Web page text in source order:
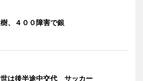
、４００障害で銀
世は後半途中交代 サッカー